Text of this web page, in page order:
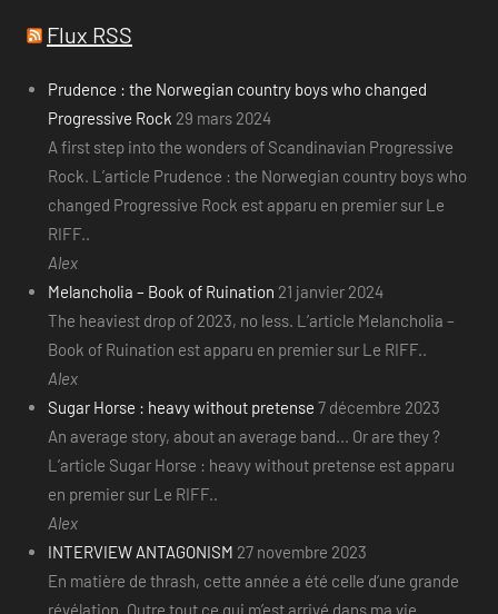
Flux RSS
Prudence : the Norwegian country boys who changed
Progressive Rock 29 mars 2024
A first step into the wonders of Scandinavian Progressive
Rock. L’article Prudence : the Norwegian country boys who
changed Progressive Rock est apparu en premier sur Le
RIFF..
Alex
Melancholia – Book of Ruination 21 janvier 2024
The heaviest drop of 2023, no less. L’article Melancholia –
Book of Ruination est apparu en premier sur Le RIFF..
Alex
Sugar Horse : heavy without pretense 7 décembre 2023
An average story, about an average band... Or are they ?
L’article Sugar Horse : heavy without pretense est apparu
en premier sur Le RIFF..
Alex
INTERVIEW ANTAGONISM 27 novembre 2023
En matière de thrash, cette année a été celle d’une grande
révélation. Outre tout ce qui m’est arrivé dans ma vie